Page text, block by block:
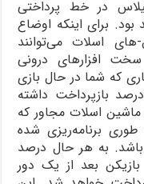
در خط پرداختی
۸/۱، ۳۲/۱ یا ۶۴/۱ خواهد بود. برای اینکه اوضاع
اسلات می‌توانند
افزارهای درونی
که شما در حال بازی
کردن با آن هستید ممکن است ۹۱ درصد بازپرداخت داشته
اسلات مجاور که
برنامه‌ریزی شده
باشد. به هر حال درصد
بعد از یک دور